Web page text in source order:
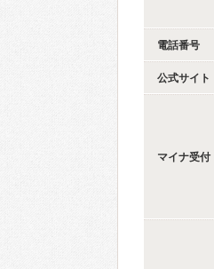
電話番号
公式サイト
マイナ受付